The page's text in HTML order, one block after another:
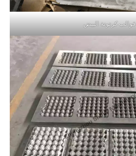
قوالب كرتونة البيض